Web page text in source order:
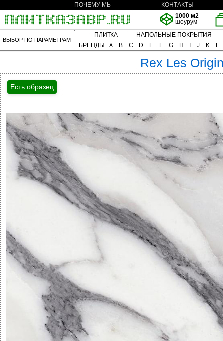
ПОЧЕМУ МЫ
КОНТАКТЫ
1000 м2
шоурум
ВЫБОР ПО ПАРАМЕТРАМ
ПЛИТКА
НАПОЛЬНЫЕ ПОКРЫТИЯ
БРЕНДЫ: A B C D E F G H J K L
Rex Les
Есть образец